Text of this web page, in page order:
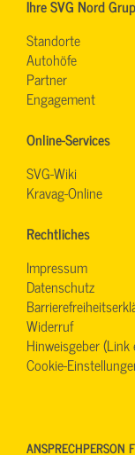
Ihre SVG Nord
Standorte
Autohöfe
Partner
Engagement
Online-Services
SVG-Wiki
Kravag-Online
Rechtliches
Impressum
Datenschutz
Widerruf
Hinweisgeber (Link
Cookie-
ANSPRECHPERSON